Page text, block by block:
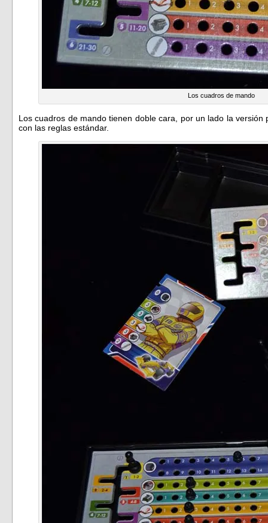
Los cuadros de mando
Los cuadros de mando tienen doble cara, por un lado la
con las reglas estándar.